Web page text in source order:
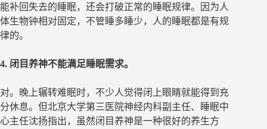
能补回失去的睡眠，还会打破正常的睡眠规律。因为人
体生物钟相对固定，不管睡多睡少，人的睡眠都是有规
律的。
4. 闭目养神不能满足睡眠需求。
对。晚上辗转难眠时，不少人觉得闭上眼睛就能得到充
分休息。但北京大学第三医院神经内科副主任、睡眠中
心主任沈扬指出，虽然闭目养神是一种很好的养生方